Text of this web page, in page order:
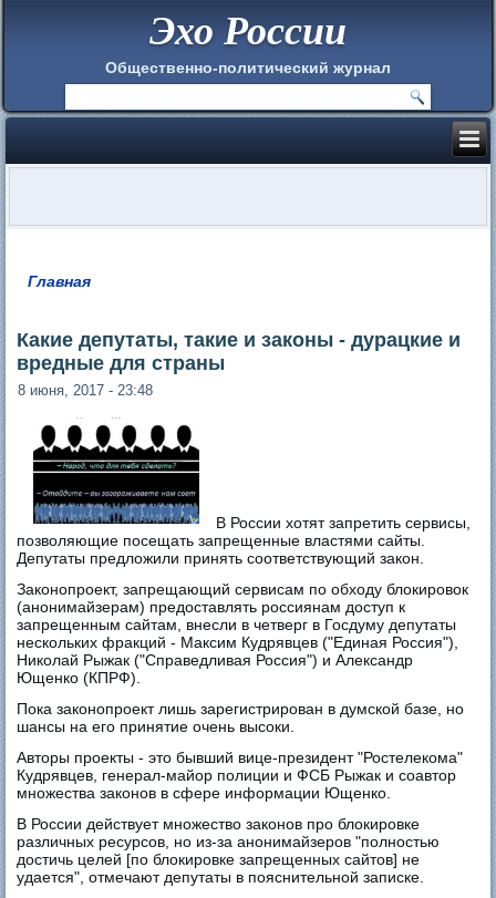
Эхо России
Общественно-политический журнал
Главная
Какие депутаты, такие и законы - дурацкие и
вредные для страны
8 июня, 2017 - 23:48
В России хотят запретить сервисы,
позволяющие посещать запрещенные властями сайты.
Депутаты предложили принять соответствующий закон.
Законопроект, запрещающий сервисам по обходу блокировок
(анонимайзерам) предоставлять россиянам доступ к
запрещенным сайтам, внесли в четверг в Госдуму депутаты
нескольких фракций - Максим Кудрявцев ("Единая Россия"),
Николай Рыжак ("Справедливая Россия") и Александр
Ющенко (КПРФ).
Пока законопроект лишь зарегистрирован в думской базе, но
шансы на его принятие очень высоки.
Авторы проекты - это бывший вице-президент "Ростелекома"
Кудрявцев, генерал-майор полиции и ФСБ Рыжак и соавтор
множества законов в сфере информации Ющенко.
В России действует множество законов про блокировке
различных ресурсов, но из-за анонимайзеров "полностью
достичь целей [по блокировке запрещенных сайтов] не
удается", отмечают депутаты в пояснительной записке.